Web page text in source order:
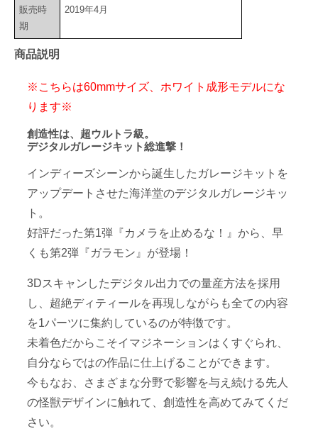
販売時
期
2019年4月
商品説明
※こちらは60mmサイズ、ホワイト 成形モデルにな
ります※
創造性は、超ウルトラ級。
デジタルガレージキット総進撃！
インディーズシーンから誕生したガレージキットを
アップデートさせた海洋堂のデジタルガレージキッ
ト。
好評だった第1弾『カメラを止めるな！』から、早
くも第2弾『ガラモン』が登場！
3Dスキャンしたデジタル出力での量産方法を採用
し、超絶ディティールを再現しながらも全ての内容
を1パーツに集約しているのが特徴です。
未着色だからこそイマジネーションはくすぐられ、
自分ならではの作品に仕上げることができます。
今もなお、さまざまな分野で影響を与え続ける先人
の怪獣デザインに触れて、創造性を高めてみてくだ
さい。